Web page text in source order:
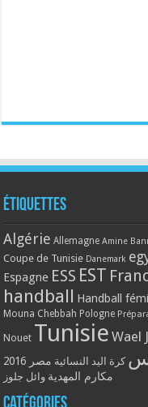
Étiquettes
Algérie Allemagne Amine
Coupe de Tunisie Danemark
Espagne ESS EST
handball Handball
Mouna Chebbah Pologne
Nouet Tunisie Wael
كرة اليد النسائية مصر 2016
مكارم المهدية وائل جلوز